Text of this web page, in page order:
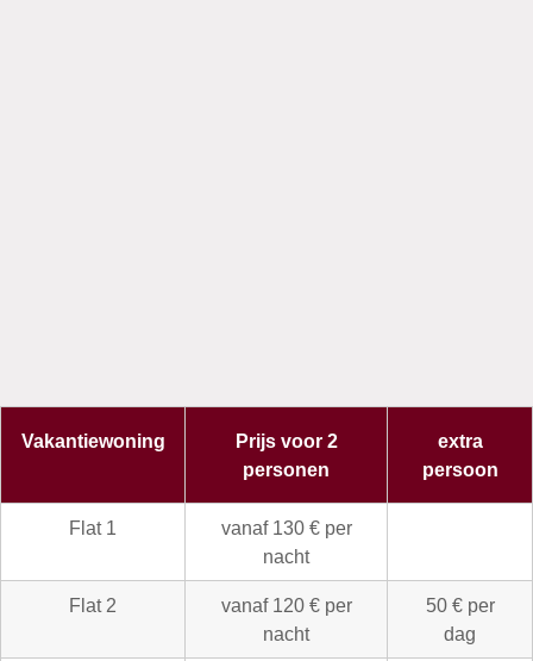
Vakantiewoning
Prijs voor 2
personen
extra
persoon
Flat 1
vanaf 130 € per
nacht
Flat 2
vanaf 120 € per
nacht
50 € per
dag